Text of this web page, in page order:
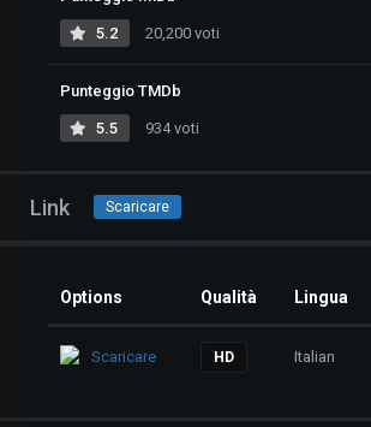
5.2 20,200 voti
Punteggio TMDb
5.5 934 voti
Link Scaricare
Options Qualità Lingua
Scaricare HD Italian